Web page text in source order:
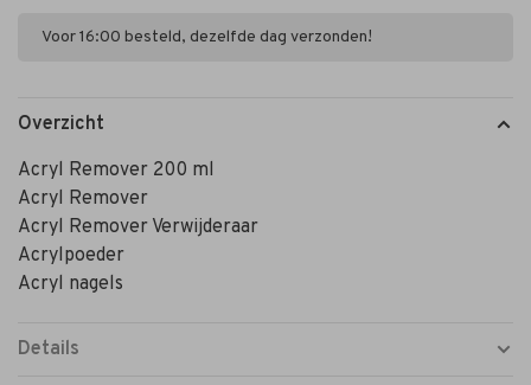
Voor 16:00 besteld, dezelfde dag verzonden!
Overzicht
Acryl Remover 200 ml
Acryl Remover
Acryl Remover Verwijderaar
Acrylpoeder
Acryl nagels
Details